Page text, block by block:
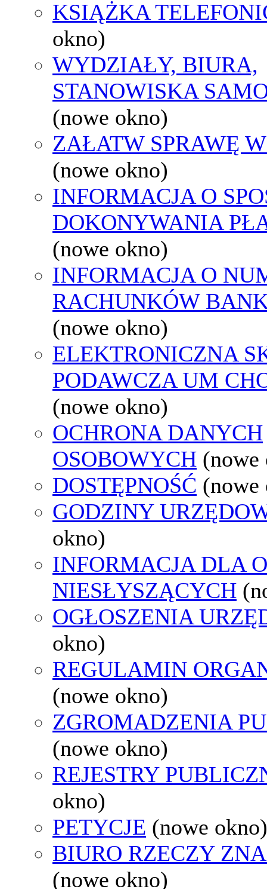
KSIĄŻKA
okno)
WYDZIAŁY, BIURA,
STANOWISKA
(nowe okno)
ZAŁATW SPRAWĘ
(nowe okno)
INFORMACJA O
DOKONYWANIA
(nowe okno)
INFORMACJA O
RACHUNKÓW
(nowe okno)
ELEKTRONICZNA
PODAWCZA UM
(nowe okno)
OCHRONA DANYCH
OSOBOWYCH (nowe
DOSTĘPNOŚĆ (nowe
GODZINY
okno)
INFORMACJA DLA
NIESŁYSZĄCYCH
OGŁOSZENIA
okno)
REGULAMIN
(nowe okno)
ZGROMADZENIA
(nowe okno)
REJESTRY
okno)
PETYCJE (nowe okno)
BIURO RZECZY
(nowe okno)